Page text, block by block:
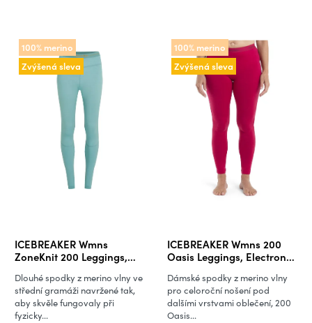
100% merino
Zvýšená sleva
ICEBREAKER Wmns
ZoneKnit 200 Leggings,
Dlouhé spodky z merino vlny ve
střední gramáži navržené tak,
aby skvěle fungovaly při
fyzicky...
100% merino
Zvýšená sleva
ICEBREAKER Wmns 200
Oasis Leggings, Electron
Dámské spodky z merino vlny
pro celoroční nošení pod
dalšími vrstvami oblečení, 200
Oasis...